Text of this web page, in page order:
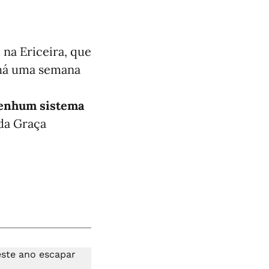
Ericeira, que
uma semana
sistema
Graça